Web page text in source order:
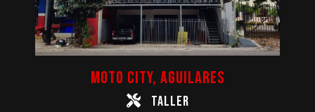
MOTO CITY, AGUILARES
TALLER